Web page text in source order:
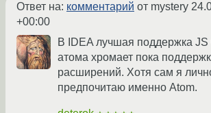
Ответ на: комментарий от mystery
+00:00
В IDEA лучшая поддержка JS
атома хромает пока
расширений. Хотя сам я
предпочитаю именно Atom.